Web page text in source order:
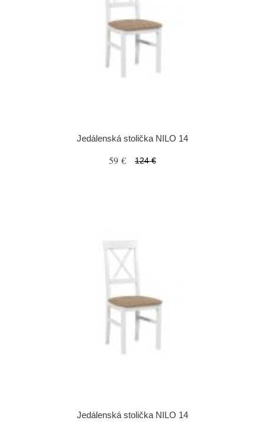
Jedálenská stolička NILO 14
59 € 124 €
Jedálenská stolička NILO 14